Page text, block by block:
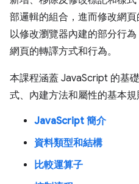
部邏輯的組合，進而修改網
以修改瀏覽器內建的部分行
網頁的轉譯方式和行為。
本課程涵蓋 JavaScript 的基
式、內建方法和屬性的基本規
JavaScript 簡介
資料類型和結構
比較運算子